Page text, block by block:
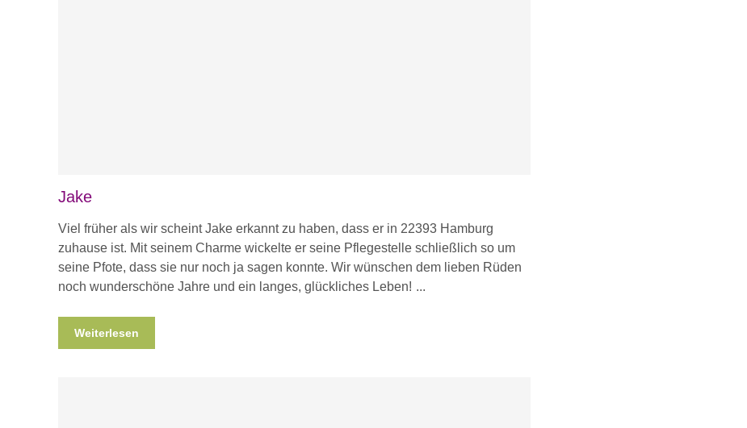
Jake
Viel früher als wir scheint Jake erkannt zu haben, dass er in 22393 Hamburg
zuhause ist. Mit seinem Charme wickelte er seine Pflegestelle schließlich so um
seine Pfote, dass sie nur noch ja sagen konnte. Wir wünschen dem lieben Rüden
noch wunderschöne Jahre und ein langes, glückliches Leben!
Weiterlesen